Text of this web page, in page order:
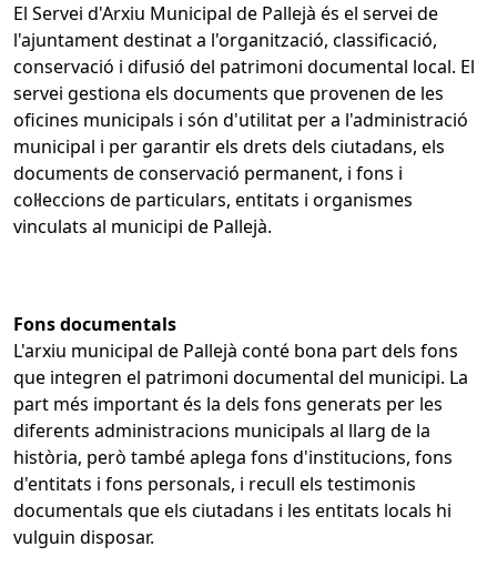
El Servei d'Arxiu Municipal de Pallejà és el servei de
l'ajuntament destinat a l'organització, classificació,
conservació i difusió del patrimoni documental local. El
servei gestiona els documents que provenen de les
oficines municipals i són d'utilitat per a l'administració
municipal i per garantir els drets dels ciutadans, els
documents de conservació permanent, i fons i
col·leccions de particulars, entitats i organismes
vinculats al municipi de Pallejà.
Fons documentals
L'arxiu municipal de Pallejà conté bona part dels fons
que integren el patrimoni documental del municipi. La
part més important és la dels fons generats per les
diferents administracions municipals al llarg de la
història, però també aplega fons d'institucions, fons
d'entitats i fons personals, i recull els testimonis
documentals que els ciutadans i les entitats locals hi
vulguin disposar.